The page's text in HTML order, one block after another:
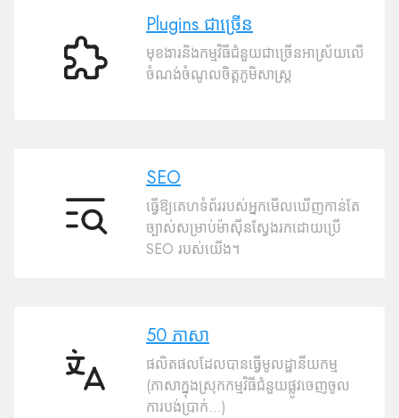
Plugins
Plugins ជាច្រើន
មុខងារនិងកម្មវិធីជំនួយជាច្រើនអាស្រ័យលើ
ចំណង់ចំណូលចិត្តភូមិសាស្ត្រ
SEO
SEO
ធ្វើឱ្យគេហទំព័ររបស់អ្នកមើលឃើញកាន់តែ
ច្បាស់សម្រាប់ម៉ាស៊ីនស្វែងរកដោយប្រើ
SEO របស់យើង។
50
50 ភាសា
ផលិតផលដែលបានធ្វើមូលដ្ឋានីយកម្ម
(ភាសាក្នុងស្រុកកម្មវិធីជំនួយផ្លូវចេញចូល
ការបង់ប្រាក់…)